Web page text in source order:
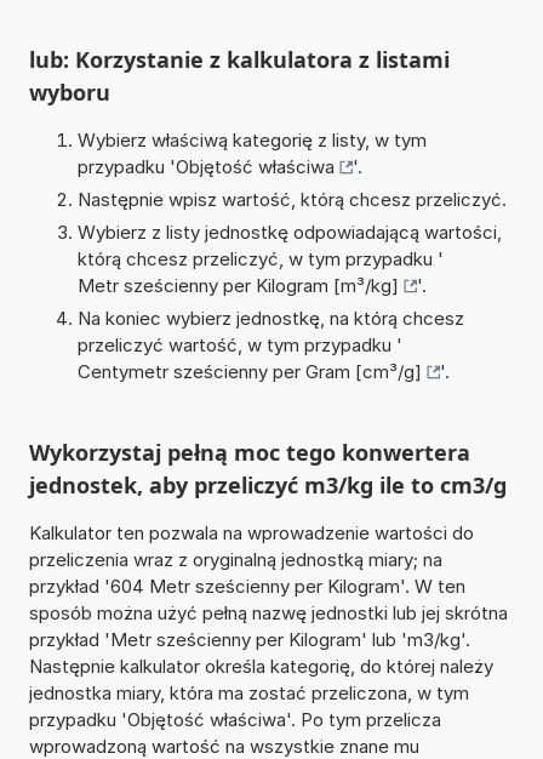
lub: Korzystanie z kalkulatora z listami
wyboru
Wybierz właściwą kategorię z listy, w tym
przypadku 'Objętość właściwa
'.
Następnie wpisz wartość, którą chcesz przeliczyć.
Wybierz z listy jednostkę odpowiadającą wartości,
którą chcesz przeliczyć, w tym przypadku '
Metr sześcienny per Kilogram [m³/kg]
'.
Na koniec wybierz jednostkę, na którą chcesz
przeliczyć wartość, w tym przypadku '
Centymetr sześcienny per Gram [cm³/g]
'.
Wykorzystaj pełną moc tego konwertera
jednostek, aby przeliczyć m3/kg ile to cm3/g
Kalkulator ten pozwala na wprowadzenie wartości do
przeliczenia wraz z oryginalną jednostką miary; na
przykład '604 Metr sześcienny per Kilogram'. W ten
sposób można użyć pełną nazwę jednostki lub jej skrótna
przykład 'Metr sześcienny per Kilogram' lub 'm3/kg'.
Następnie kalkulator określa kategorię, do której należy
jednostka miary, która ma zostać przeliczona, w tym
przypadku 'Objętość właściwa'. Po tym przelicza
wprowadzoną wartość na wszystkie znane mu